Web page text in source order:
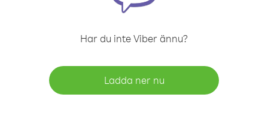
Har du inte Viber ännu?
Ladda ner nu